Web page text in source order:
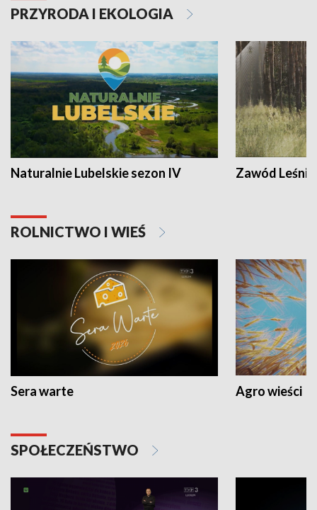
PRZYRODA I EKOLOGIA
Naturalnie Lubelskie sezon IV Zawód Leśnik
ROLNICTWO I WIEŚ
Sera warte Agro wieści
SPOŁECZEŃSTWO